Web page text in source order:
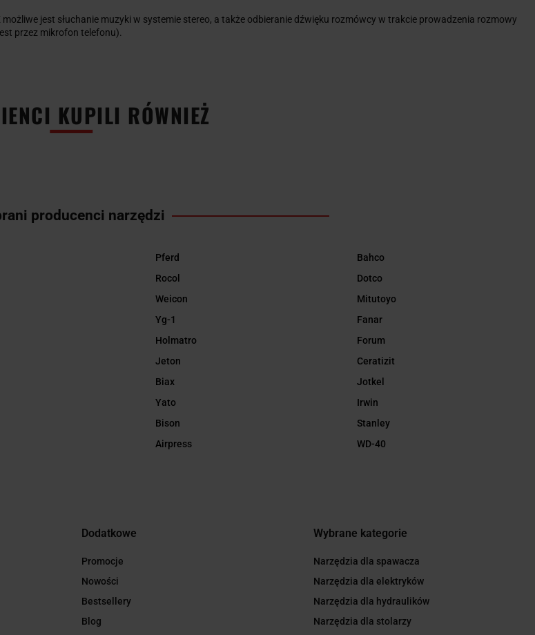
możliwe jest słuchanie muzyki w systemie stereo, a także odbieranie dźwięku rozmówcy w trakcie prowadzenia rozmowy
przez mikrofon telefonu).
KUPILI RÓWNIEŻ
producenci narzędzi
Pferd
Rocol
Weicon
Yg-1
Holmatro
Jeton
Biax
Yato
Bison
Airpress
Bahco
Dotco
Mitutoyo
Fanar
Forum
Ceratizit
Jotkel
Irwin
Stanley
WD-40
Dodatkowe
Promocje
Nowości
Bestsellery
Blog
Wybrane kategorie
Narzędzia dla spawacza
Narzędzia dla elektryków
Narzędzia dla hydraulików
Narzędzia dla stolarzy